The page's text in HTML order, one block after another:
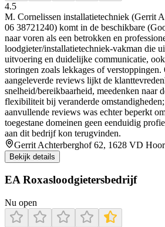
4.5
M. Cornelissen installatietechniek (Gerrit
06 38721240) komt in de beschikbare
naar voren als een betrokken en
loodgieter/installatietechniek-vakman die
uitvoering en duidelijke communicatie,
storingen zoals lekkages of verstoppingen.
aangeleverde reviews lijkt de
snelheid/bereikbaarheid, meedenken naar
flexibiliteit bij veranderde
aanvullende reviews was echter beperkt
toegestane domeinen geen eenduidig
aan dit bedrijf kon terugvinden.
Gerrit Achterberghof 62, 1628 VD
Bekijk details
EA Roxasloodgietersbedrijf
Nu open